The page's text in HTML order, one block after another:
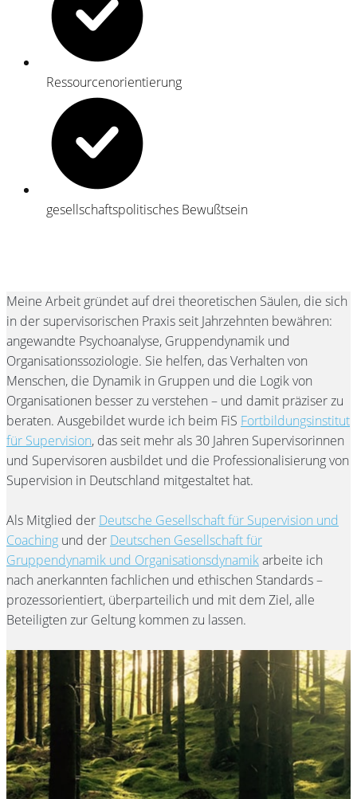
Ressourcenorientierung
gesellschaftspolitisches Bewußtsein
Meine Arbeit gründet auf drei theoretischen Säulen, die sich
in der supervisorischen Praxis seit Jahrzehnten bewähren:
angewandte Psychoanalyse, Gruppendynamik und
Organisationssoziologie. Sie helfen, das Verhalten von
Menschen, die Dynamik in Gruppen und die Logik von
Organisationen besser zu verstehen – und damit präziser zu
beraten. Ausgebildet wurde ich beim FiS Fortbildungsinstitut
für Supervision, das seit mehr als 30 Jahren Supervisorinnen
und Supervisoren ausbildet und die Professionalisierung von
Supervision in Deutschland mitgestaltet hat.
Als Mitglied der Deutsche Gesellschaft für Supervision und
Coaching und der Deutschen Gesellschaft für
Gruppendynamik und Organisationsdynamikarbeite ich
nach anerkannten fachlichen und ethischen Standards –
prozessorientiert, überparteilich und mit dem Ziel, alle
Beteiligten zur Geltung kommen zu lassen.